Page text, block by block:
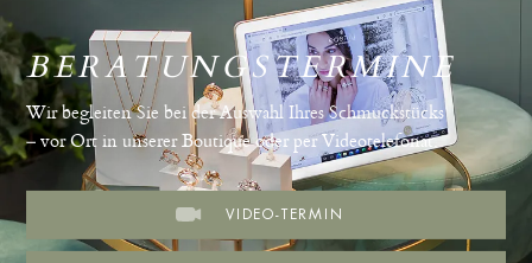
BERATUNGSTERMINE
Wir begleiten Sie bei der Auswahl Ihres Schmuckstücks
– vor Ort in unserer Boutique oder per Videotelefonat.
VIDEO-TERMIN